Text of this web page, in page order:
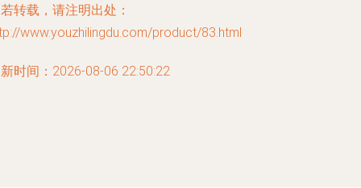
转载，请注明出处：
www.youzhilingdu.com/product/83.html
时间：2026-08-06 22:50:22